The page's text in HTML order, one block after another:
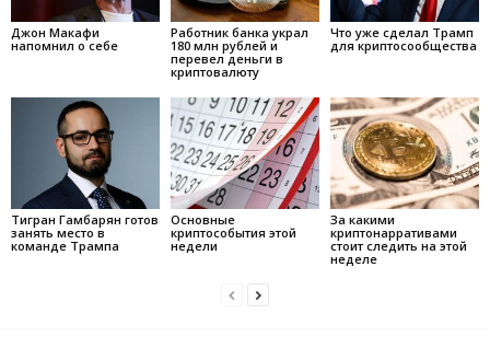
Джон Макафи
напомнил о себе
Работник банка украл
180 млн рублей и
перевел деньги в
криптовалюту
Что уже сделал Трамп
для криптосообщества
Тигран Гамбарян готов
занять место в
команде Трампа
Основные
криптособытия этой
недели
За какими
криптонарративами
стоит следить на этой
неделе